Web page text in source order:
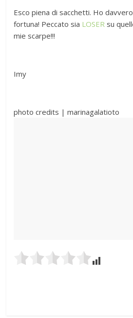
Esco piena di sacchetti. Ho
fortuna! Peccato sia LOSER su
mie scarpe!!!
Imy
photo credits | marinagalatioto